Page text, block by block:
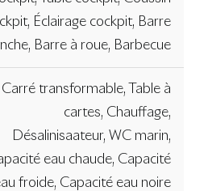
Éclairage cockpit, Barre
Barre à roue, Barbecue
Carré transformable, Table à
cartes, Chauffage,
Désalinisaateur, WC marin,
eau chaude, Capacité
froide, Capacité eau noire